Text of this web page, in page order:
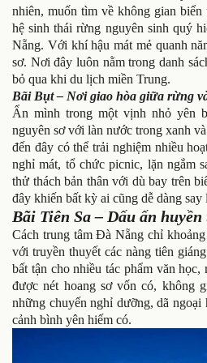
nhiên, muốn tìm về không gian
hệ sinh thái rừng nguyên sinh quý
Nẵng. Với khí hậu mát mẻ quanh
sơ. Nơi đây luôn nằm trong danh
bỏ qua khi du lịch miền Trung.
Bãi Bụt – Nơi giao hòa giữa rừng
Ẩn mình trong một vịnh nhỏ yên
nguyên sơ với làn nước trong xanh
đến đây có thể trải nghiệm nhiều
nghỉ mát, tổ chức picnic, lặn ngắm
thử thách bản thân với dù bay trên
đây khiến bất kỳ ai cũng dễ dàng say
Bãi Tiên Sa – Dấu ấn
Cách trung tâm Đà Nẵng chỉ
với truyền thuyết các nàng tiên
bất tận cho nhiều tác phẩm văn
được nét hoang sơ vốn có, không
những chuyến nghỉ dưỡng, dã ngoại
cảnh bình yên hiếm có.